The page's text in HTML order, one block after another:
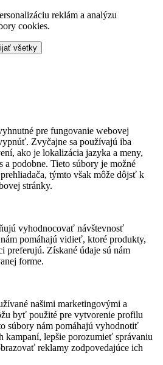
reklám a analýzu
cookies.
všetky
pre fungovanie webovej
Zvyčajne sa používajú iba
ako je lokalizácia jazyka a meny,
a podobne. Tieto súbory je možné
týmto však môže dôjsť k
stránky.
vyhodnocovať návštevnosť
pomáhajú vidieť, ktoré produkty,
preferujú. Získané údaje sú nám
forme.
našimi marketingovými a
byť použité pre vytvorenie profilu
súbory nám pomáhajú vyhodnotiť
lepšie porozumieť správaniu
reklamy zodpovedajúce ich